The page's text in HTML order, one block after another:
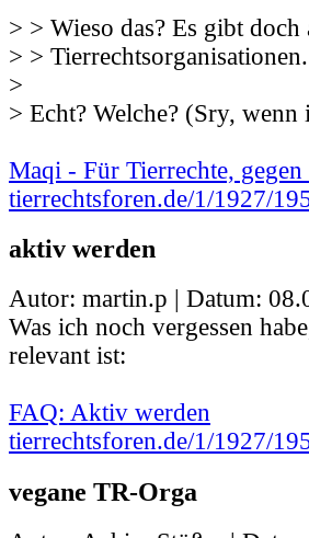
> > Wieso das? Es gibt
> > Tierrechtsorganisationen.
>
> Echt? Welche? (Sry,
Maqi - Für Tierrechte, gegen
tierrechtsforen.de/1/1927/
aktiv werden
Autor: martin.p | Datum:
Was ich noch vergessen
relevant ist:
FAQ: Aktiv werden
tierrechtsforen.de/1/1927/
vegane TR-Orga